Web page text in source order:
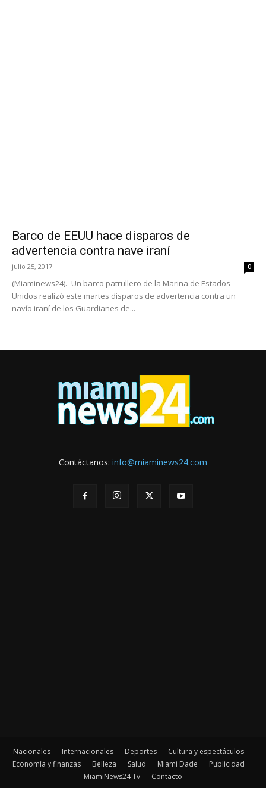
Barco de EEUU hace disparos de
advertencia contra nave iraní
julio 25, 2017 0
(Miaminews24).- Un barco patrullero de la Marina de Estados
Unidos realizó este martes disparos de advertencia contra un
navío iraní de los Guardianes de...
Contáctanos: info@miaminews24.com
Nacionales Internacionales Deportes
Cultura y espectáculos
Economía y finanzas
Belleza Salud Miami Dade
Publicidad
MiamiNews24 Tv
Contacto